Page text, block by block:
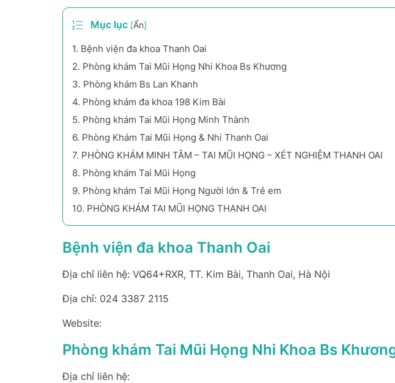
Mục lục [Ẩn]
1. Bệnh viện đa khoa Thanh Oai
2. Phòng khám Tai Mũi Họng Nhi Khoa Bs Khương
3. Phòng khám Bs Lan Khanh
4. Phòng khám đa khoa 198 Kim Bài
5. Phòng khám Tai Mũi Họng Minh Thành
6. Phòng Khám Tai Mũi Họng & Nhi Thanh Oai
7. PHÒNG KHÁM MINH TÂM – TAI MŨI HỌNG – XÉT NGHIỆM THANH OAI
8. Phòng khám Tai Mũi Họng
9. Phòng khám Tai Mũi Họng Người lớn & Trẻ em
10. PHÒNG KHÁM TAI MŨI HỌNG THANH OAI
Bệnh viện đa khoa Thanh Oai
Địa chỉ liên hệ: VQ64+RXR, TT. Kim Bài, Thanh Oai, Hà Nội
Địa chỉ: 024 3387 2115
Website:
Phòng khám Tai Mũi Họng Nhi Khoa Bs
Địa chỉ liên hệ: